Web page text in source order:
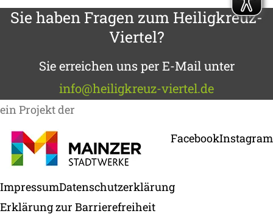
Sie haben Fragen zum Heiligkreuz-
Viertel?
Sie erreichen uns per E-Mail unter
info@heiligkreuz-viertel.de
ein Projekt der
Facebook— öffnet
Instagram
ImpressumDatenschutzerklärung
Erklärung zur Barrierefreiheit